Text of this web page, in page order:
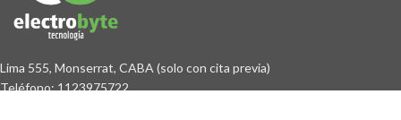
Lima 555, Monserrat, CABA (solo con cita previa)
Teléfono: 1123975722